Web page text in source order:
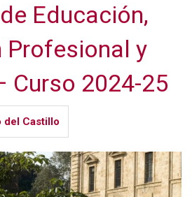
Educación,
Profesional y
Curso 2024-25
del Castillo